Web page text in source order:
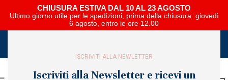
ISCRIVITI ALLA NEWLETTER
Iscriviti alla Newsletter e ricevi un
CHIUSURA ESTIVA DAL 10 AL 23 AGOSTO
Ultimo giorno utile per le spedizioni, prima della chiusura: giovedì
6 agosto, entro le ore 12.00